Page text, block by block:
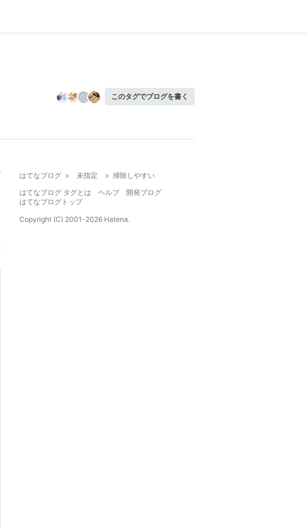
このタグでブログを書く
はてなブログ > 未指定 > 掃除しやすい
はてなブログ タグとは
ヘルプ
開発ブログ
はてなブログトップ
Copyright (C) 2001-2026 Hatena.